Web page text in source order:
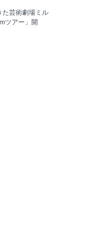
た芸術劇場ミル
ツアー」開